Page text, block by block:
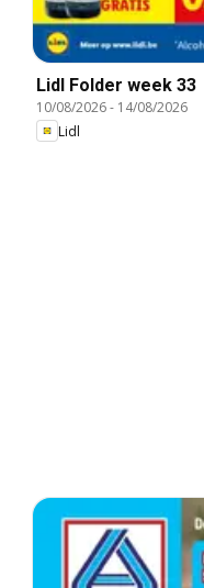
Lidl Folder week 33
10/08/2026- 14/08/2026
Lidl